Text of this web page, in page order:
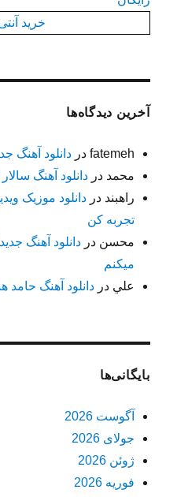
خرید
آخرین دیدگاه‌ها
fatemeh دردانلود آهنگ
محمد دردانلود آهنگ
راهبند دردانلود موزیک
تجربه کن
محسن دردانلود آهنگ
میکنم
علي دردانلود آهنگ
بایگانی‌ها
آگوست 2026
جولای 2026
ژوئن 2026
فوریه 2026